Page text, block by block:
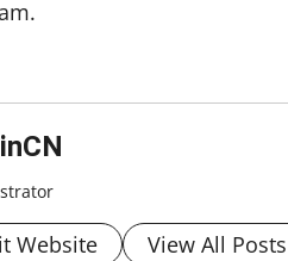
Website View All Posts